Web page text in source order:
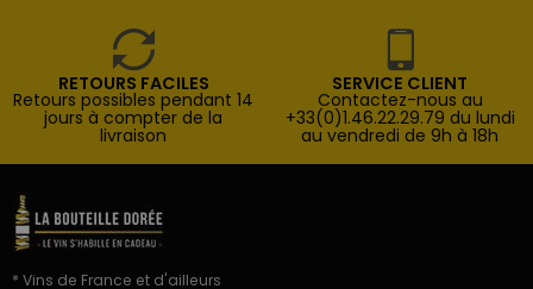
RETOURS FACILES
Retours possibles pendant 14
jours à compter de la
livraison
SERVICE CLIENT
Contactez-nous au
+33(0)1.46.22.29.79 du lundi
au vendredi de 9h à 18h
* Vins de France et d'ailleurs